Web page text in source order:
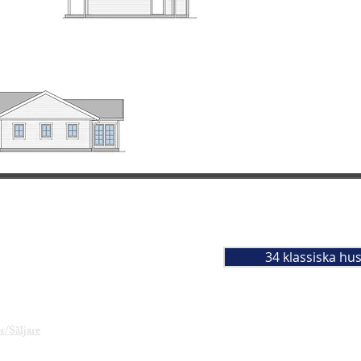
Säljare
34 klassiska